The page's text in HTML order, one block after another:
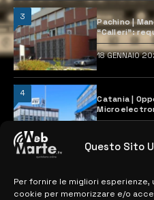
Questo Sito
Per fornire le migliori
cookie per memorizzare e/o
3
Pachino |
“Calleri”:
18 GENNAIO
4
Catania |
previste
MAPPA DEL SITO